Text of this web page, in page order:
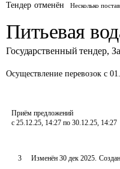
Тендер отменён Несколько
Питьевая
Государственный тендер,
Осуществление перевозок с
Приём предложений
с 25.12.25, 14:27 по 30.12.25, 14:27
3 Изменён 30 дек 2025. Создан